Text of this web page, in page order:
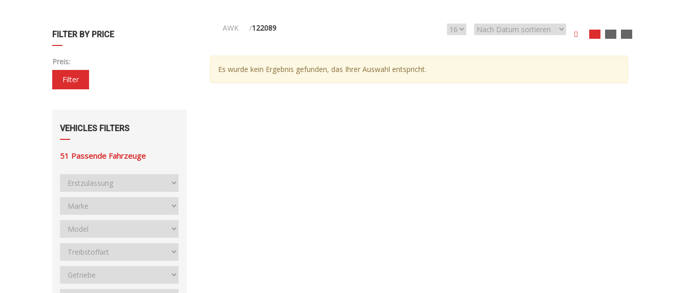
FILTER BY PRICE
Preis:
Filter
VEHICLES FILTERS
51 Passende Fahrzeuge
AWK 122089
Es wurde kein Ergebnis gefunden, das Ihrer Auswahl entspricht.